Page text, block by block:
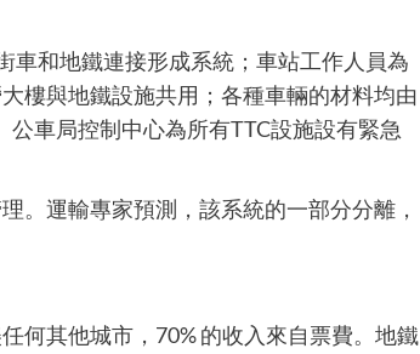
車和地鐵連接形成系統；車站工作人員為
樓與地鐵設施共用；各種車輛的材料均由
車局控制中心為所有TTC設施設有緊急
。運輸專家預測，該系統的一部分分離，
何其他城市，70% 的收入來自票費。地鐵